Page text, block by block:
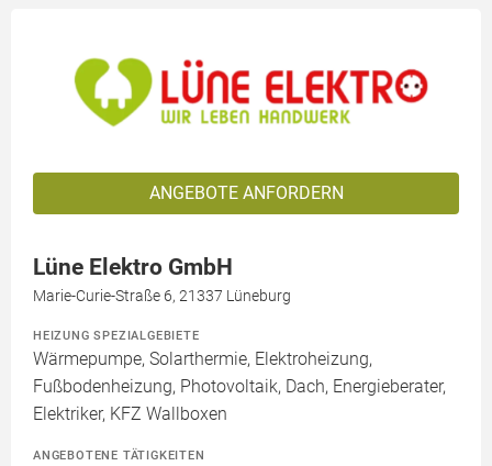
ANGEBOTE ANFORDERN
Lüne Elektro GmbH
Marie-Curie-Straße 6, 21337 Lüneburg
HEIZUNG SPEZIALGEBIETE
Wärmepumpe, Solarthermie, Elektroheizung,
Fußbodenheizung, Photovoltaik, Dach, Energieberater,
Elektriker, KFZ Wallboxen
ANGEBOTENE TÄTIGKEITEN